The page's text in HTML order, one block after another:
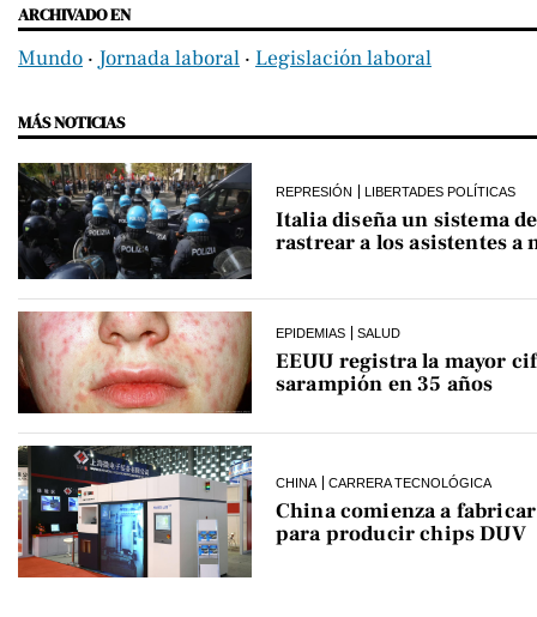
ARCHIVADO EN
Mundo ‧ Jornada laboral ‧ Legislación laboral
MÁS NOTICIAS
REPRESIÓN LIBERTADES POLÍTICAS
Italia diseña un sistema
rastrear a los asistentes a
EPIDEMIAS SALUD
EEUU registra la mayor
sarampión en 35 años
CHINA CARRERA TECNOLÓGICA
China comienza a
para producir chips DUV